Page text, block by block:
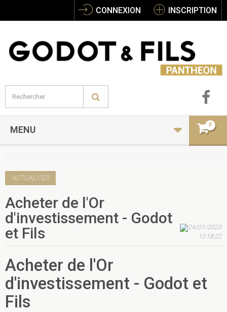
CONNEXION INSCRIPTION
MENU 0
ACTUALITÉS
Acheter de l'Or
d'investissement - Godot
et Fils
24/01/2023
10:18:22
Acheter de l'Or
d'investissement - Godot et
Fils